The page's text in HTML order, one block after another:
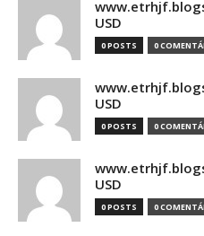
USD
0 POSTS 0
USD
0 POSTS 0
USD
0 POSTS 0